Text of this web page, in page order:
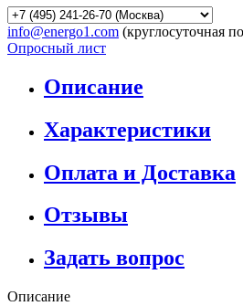
info@energo1.com (круглосуточная
Опросный лист
Описание
Характеристики
Оплата и Доставка
Отзывы
Задать вопрос
Описание